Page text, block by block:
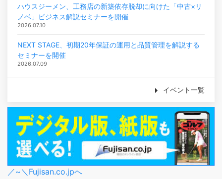
ハウスジーメン、工務店の新築依存脱却に向けた「中古×リ
ノベ」ビジネス解説セミナーを開催
2026.07.10
NEXT STAGE、初期20年保証の運用と品質管理を解説する
セミナーを開催
2026.07.09
イベント一覧
／~＼Fujisan.co.jpへ